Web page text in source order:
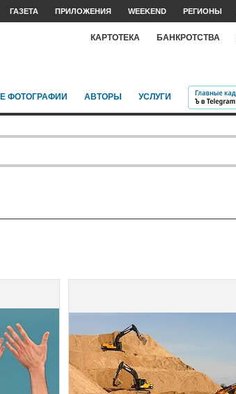
ГАЗЕТА ПРИЛОЖЕНИЯ WEEKEND РЕГИОНЫ
КАРТОТЕКА БАНКРОТСТВА
ФОТОГРАФИИ АВТОРЫ УСЛУГИ